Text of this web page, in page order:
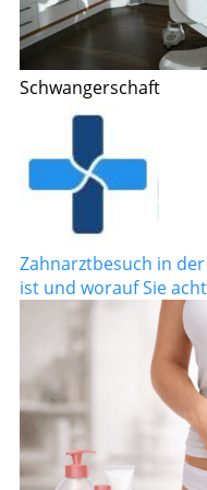
Schwangerschaft
Zahnarztbesuch in
ist und worauf Sie